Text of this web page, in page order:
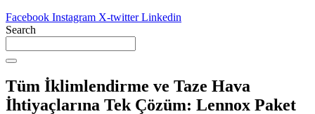
Facebook Instagram X-twitter Linkedin
Search
Tüm İklimlendirme ve Taze Hava
İhtiyaçlarına Tek Çözüm: Lennox Paket